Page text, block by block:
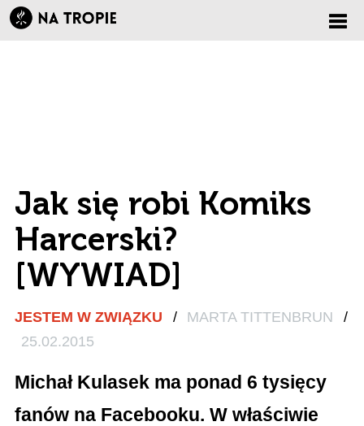
Jak się robi Komiks
Harcerski?
[WYWIAD]
JESTEM W ZWIĄZKU / MARTA TITTENBRUN
/
25.02.2015
Michał Kulasek ma ponad 6 tysięcy
fanów na Facebooku. W właściwie